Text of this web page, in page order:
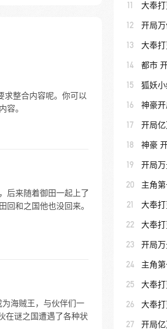
求整合内容呢。你可以
容。
后来随着御田一起上了
回和之国他也没回来。
为海贼王，与伙伴们一
在谜之国遭遇了各种状
11 大奉
12 开局
13 大奉
14 都市
15 狐妖
16 神豪
17 开局
18 神豪
19 开局
20 主角
21 大奉
22 大奉
23 开局
24 主角
25 大奉
26 大奉
27 开局